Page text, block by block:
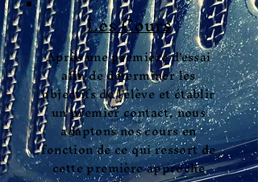
Les Cours
Après une première d'essai
afin de déterminer les
objectifs de l'élève et établir
un premier contact, nous
adaptons nos cours en
fonction de ce qui ressort de
cette première approche